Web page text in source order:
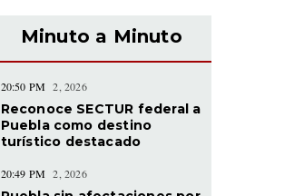
Minuto a Minuto
20:50 PM 2, 2026
Reconoce SECTUR federal a
Puebla como destino
turístico destacado
20:49 PM 2, 2026